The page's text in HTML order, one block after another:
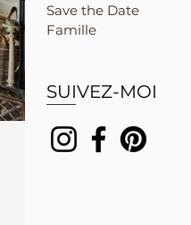
Save the Date
Famille
SUIVEZ-MOI